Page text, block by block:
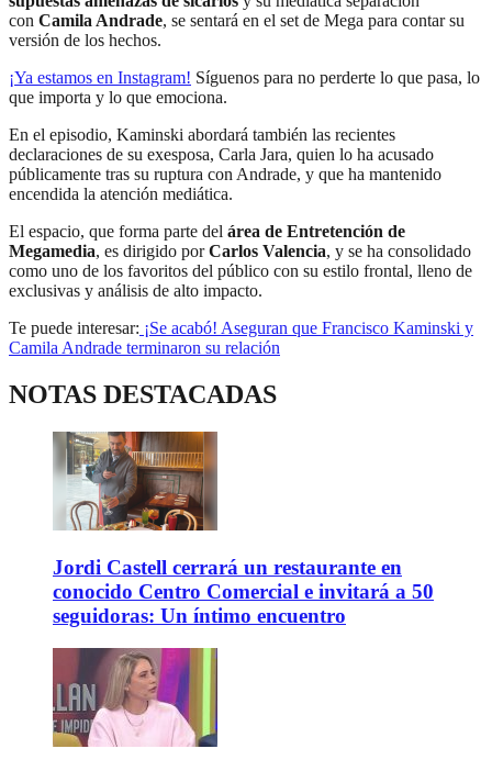
con Camila Andrade, se sentará en el set de Mega para contar su
versión de los hechos.
¡Ya estamos en Instagram! Síguenos para no perderte lo que pasa, lo
que importa y lo que emociona.
En el episodio, Kaminski abordará también las recientes
declaraciones de su exesposa, Carla Jara, quien lo ha acusado
públicamente tras su ruptura con Andrade, y que ha mantenido
encendida la atención mediática.
El espacio, que forma parte del área de Entretención de
Megamedia, es dirigido porCarlos Valencia, y se ha consolidado
como uno de los favoritos del público con su estilo frontal, lleno de
exclusivas y análisis de alto impacto.
Te puede interesar: ¡Se acabó! Aseguran que Francisco Kaminski y
Camila Andrade terminaron su relación
NOTAS DESTACADAS
Jordi Castell cerrará un restaurante en
conocido Centro Comercial e invitará a 50
seguidoras: Un íntimo encuentro